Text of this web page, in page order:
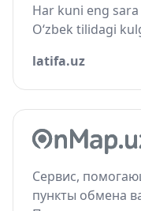
Har kuni eng
O‘zbek tilidagi
latifa.uz
Сервис,
пункты обмена